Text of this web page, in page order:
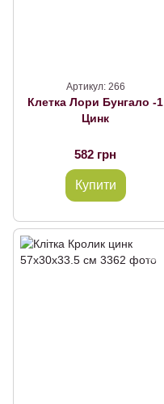
Артикул: 266
Клетка Лори Бунгало -1
Цинк
582 грн
Купити